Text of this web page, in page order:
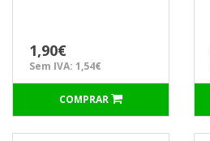
1,90€
Sem IVA: 1,54€
COMPRAR